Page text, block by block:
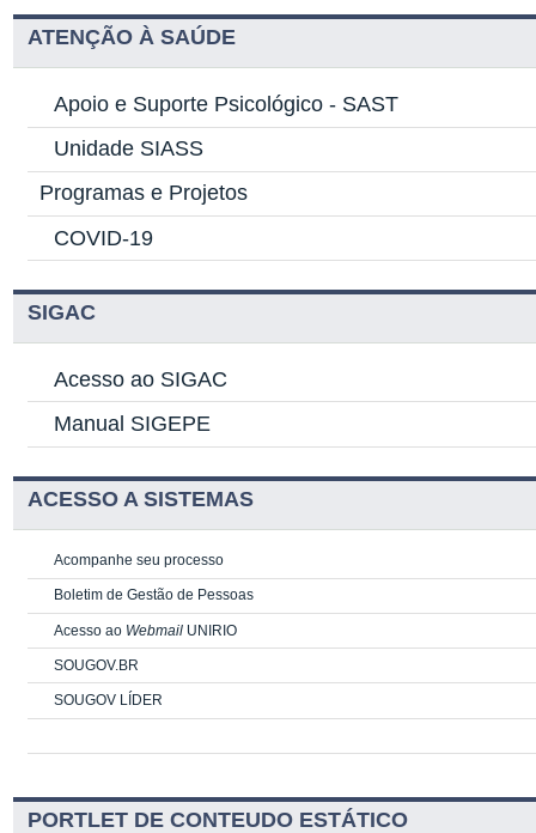
ATENÇÃO À SAÚDE
Apoio e Suporte Psicológico - SAST
Unidade SIASS
Programas e Projetos
COVID-19
SIGAC
Acesso ao SIGAC
Manual SIGEPE
ACESSO A SISTEMAS
Acompanhe seu processo
Boletim de Gestão de Pessoas
Acesso ao Webmail UNIRIO
SOUGOV.BR
SOUGOV LÍDER
PORTLET DE CONTEUDO ESTÁTICO